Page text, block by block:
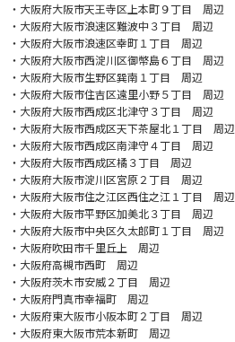
・ 大阪府大阪市天王寺区上本町９丁目 周辺
・大阪府大阪市浪速区難波中３丁目 周辺
・大阪府大阪市浪速区幸町１丁目 周辺
・大阪府大阪市西淀川区御幣島６丁目 周辺
・大阪府大阪市生野区巽南１丁目 周辺
・大阪府大阪市住吉区遠里小野５丁目 周辺
・大阪府大阪市西成区北津守３丁目 周辺
・大阪府大阪市西成区天下茶屋北１丁目 周辺
・大阪府大阪市西成区南津守４丁目 周辺
・大阪府大阪市西成区橘３丁目 周辺
・大阪府大阪市淀川区宮原２丁目 周辺
・大阪府大阪市住之江区西住之江１丁目 周辺
・大阪府大阪市平野区加美北３丁目 周辺
・大阪府大阪市中央区久太郎町１丁目 周辺
・大阪府吹田市千里丘上 周辺
・大阪府高槻市西町 周辺
・大阪府茨木市安威２丁目 周辺
・大阪府門真市幸福町 周辺
・大阪府東大阪市小阪本町２丁目 周辺
・大阪府東大阪市荒本新町 周辺